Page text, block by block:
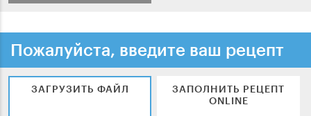
Пожалуйста, введите ваш рецепт
ЗАГРУЗИТЬ ФАЙЛ
ЗАПОЛНИТЬ РЕЦЕПТ
ONLINE